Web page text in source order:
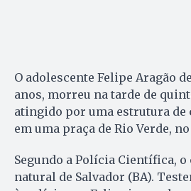
O adolescente Felipe Aragão
anos, morreu na tarde de
atingido por uma estrutura de
em uma praça de Rio Verde,
Segundo a Polícia Científica, o
natural de Salvador (BA).